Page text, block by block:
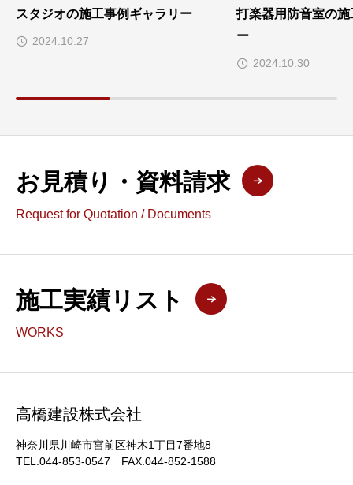
スタジオの施工事例ギャラリー
2024.10.27
打楽器用防音室の
ー
2024.10.30
お見積り・資料請求
Request for Quotation / Documents
施工実績リスト
WORKS
高橋建設株式会社
神奈川県川崎市宮前区神木1丁目7番地8
TEL.044-853-0547 FAX.044-852-1588